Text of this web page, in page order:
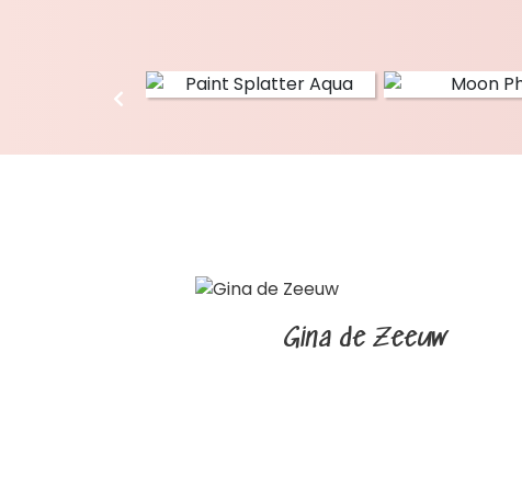
Gina de Zeeuw